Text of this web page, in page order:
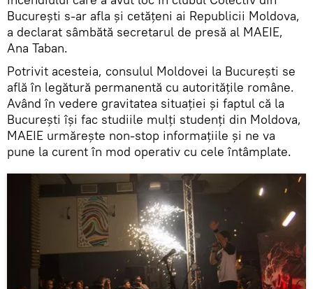
București s-ar afla şi cetățeni ai Republicii Moldova,
a declarat sâmbătă secretarul de presă al MAEIE,
Ana Taban.
Potrivit acesteia, consulul Moldovei la București se
află în legătură permanentă cu autoritățile române.
Având în vedere gravitatea situației și faptul că la
București își fac studiile mulți studenți din Moldova,
MAEIE urmărește non-stop informațiile și ne va
pune la curent în mod operativ cu cele întâmplate.